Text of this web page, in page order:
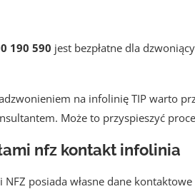
190 590 jest bezpłatne dla
na infolinię TIP warto
Może to przyspieszyć
nfz kontakt infolinia
NFZ posiada własne dane